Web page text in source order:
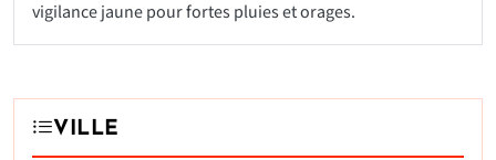
vigilance jaune pour fortes pluies et orages.
VILLE